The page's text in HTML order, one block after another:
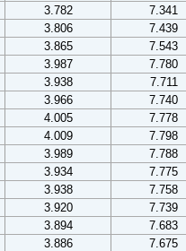
3.782
7.341
3.806
7.439
3.865
7.543
3.987
7.780
3.938
7.711
3.966
7.740
4.005
7.778
4.009
7.798
3.989
7.788
3.934
7.775
3.938
7.758
3.920
7.739
3.894
7.683
3.886 7.675